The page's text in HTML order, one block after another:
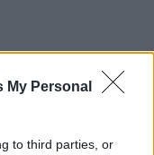
My Personal
to third parties, or